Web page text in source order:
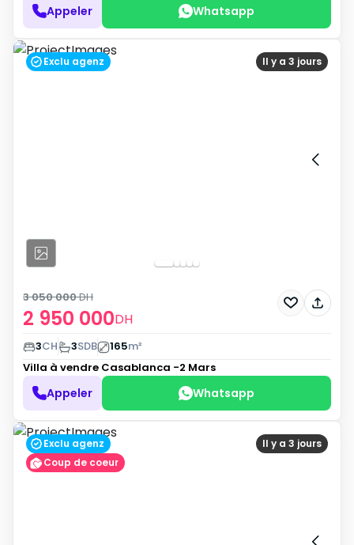
Appeler Whatsapp
Il y a 3 jours
Exclu agenz
2 950 000DH
3 050 000DH
3CH 3SDB 165m²
Villa à vendre Casablanca -2 Mars
Appeler Whatsapp
Il y a 3 jours
Exclu agenz
Coup de coeur